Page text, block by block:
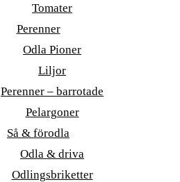
Tomater
Perenner
Odla Pioner
Liljor
Perenner – barrotade
Pelargoner
Så & förodla
Odla & driva
Odlingsbriketter